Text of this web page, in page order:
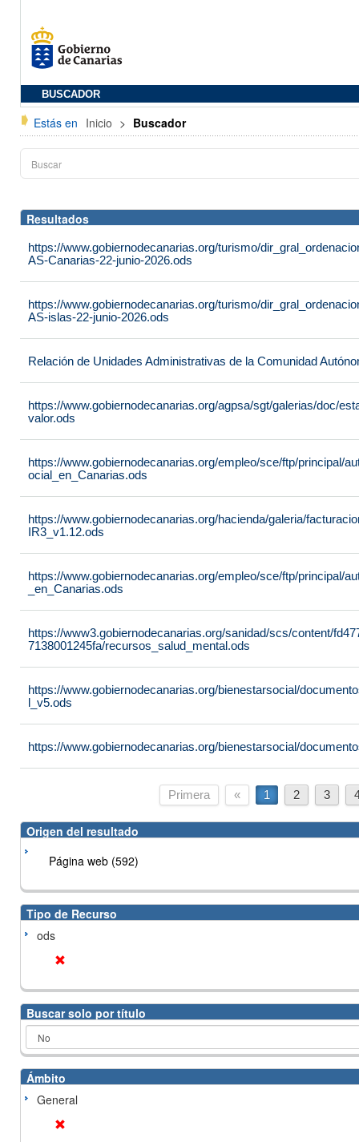
BUSCADOR
Estás en Inicio > Buscador
Resultados
https://www.gobiernodecanarias.org/turismo/
AS-Canarias-22-junio-2026.ods
https://www.gobiernodecanarias.org/turismo/
AS-islas-22-junio-2026.ods
Relación de Unidades Administrativas de la Comunidad
https://www.gobiernodecanarias.org/agpsa/sgt/galerias/doc/
valor.ods
https://www.gobiernodecanarias.org/empleo/sce/ftp/principal/
ocial_en_Canarias.ods
https://www.gobiernodecanarias.org/hacienda/galeria/
IR3_v1.12.ods
https://www.gobiernodecanarias.org/empleo/sce/ftp/principal/
_en_Canarias.ods
https://www3.gobiernodecanarias.org/sanidad/scs/content/
7138001245fa/recursos_salud_mental.ods
https://www.gobiernodecanarias.org/bienestarsocial/
l_v5.ods
https://www.gobiernodecanarias.org/bienestarsocial/
Primera « 1 2 3
Origen del resultado
Página web (592)
Tipo de Recurso
ods
Buscar solo por título
Ámbito
General